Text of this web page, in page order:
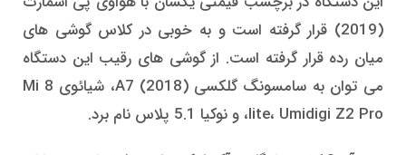
(2019) قرار گرفته است و به خوبی در کلاس گوشی های
میان رده قرار گرفته است. از گوشی های رقیب این دستگاه
می توان به سامسونگ گلکسی A7 (2018)، شیائوی Mi 8
lite، Umidigi Z2 Pro، و نوکیا 5.1 پلاس نام برد.